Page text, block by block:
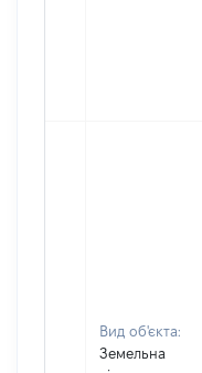
Вид об'єкта:
Земельна